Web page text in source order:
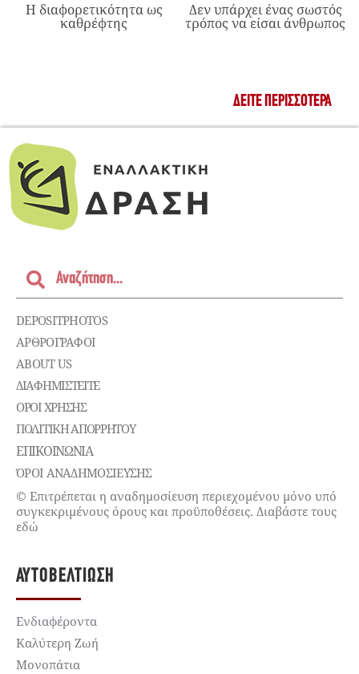
Η διαφορετικότητα ως
καθρέφτης
Δεν υπάρχει ένας σωστός
τρόπος να είσαι άνθρωπος
ΔΕΊΤΕ ΠΕΡΙΣΣΌΤΕΡΑ
DEPOSITPHOTOS
ΑΡΘΡΟΓΡΑΦΟΙ
ABOUT US
ΔΙΑΦΗΜΙΣΤΕΊΤΕ
ΌΡΟΙ ΧΡΉΣΗΣ
ΠΟΛΙΤΙΚΉ ΑΠΟΡΡΉΤΟΥ
ΕΠΙΚΟΙΝΩΝΊΑ
ΌΡΟΙ ΑΝΑΔΗΜΟΣΙΕΥΣΗΣ
© Επιτρέπεται η αναδημοσίευση περιεχομένου μόνο υπό
συγκεκριμένους όρους και προϋποθέσεις. Διαβάστε τους
εδώ
ΑΥΤΟΒΕΛΤΊΩΣΗ
Ενδιαφέροντα
Καλύτερη Ζωή
Μονοπάτια